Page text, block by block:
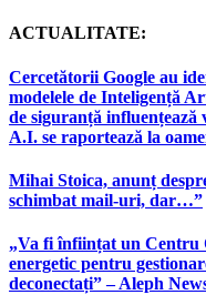
ACTUALITATE:
Cercetătorii Google au
modelele de Inteligență
de siguranță influențează
A.I. se raportează la
Mihai Stoica, anunț
schimbat mail-uri, dar…”
„Va fi înființat un Centru
energetic pentru
deconectați” – Aleph